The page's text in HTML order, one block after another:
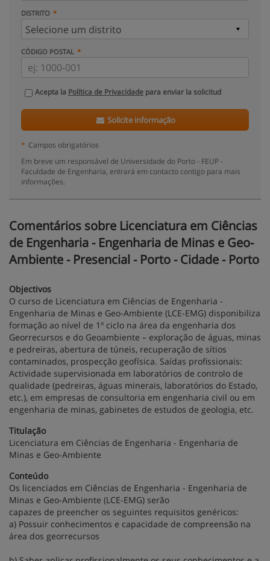
DISTRITO
CÓDIGO POSTAL
Acepta la Política de Privacidade para enviar la solicitud
Solicite informação
* Campos obrigatórios
Em breve um responsável de Universidade do Porto - FEUP -
Faculdade de Engenharia, entrará em contacto contigo para mais
informações.
Comentários sobre Licenciatura em Ciências
de Engenharia - Engenharia de Minas e Geo-
Ambiente - Presencial - Porto - Cidade - Porto
Objectivos
O curso de Licenciatura em Ciências de Engenharia -
Engenharia de Minas e Geo-Ambiente (LCE-EMG) disponibiliza
formação ao nível de 1º ciclo na área da engenharia dos
Georrecursos e do Geoambiente – exploração de águas, minas
e pedreiras, abertura de túneis, recuperação de sítios
contaminados, prospecção geofísica. Saídas profissionais:
Actividade supervisionada em laboratórios de controlo de
qualidade (pedreiras, águas minerais, laboratórios do Estado,
etc.), em empresas de consultoria em engenharia civil ou em
engenharia de minas, gabinetes de estudos de geologia, etc.
Titulação
Licenciatura em Ciências de Engenharia - Engenharia de
Minas e Geo-Ambiente
Conteúdo
Os licenciados em Ciências de Engenharia - Engenharia de
Minas e Geo-Ambiente (LCE-EMG) serão
capazes de preencher os seguintes requisitos genéricos:
a) Possuir conhecimentos e capacidade de compreensão na
área dos georrecursos